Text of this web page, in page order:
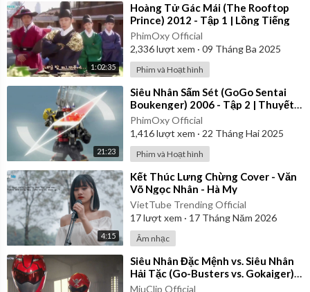
1:02:35
⁣Hoàng Tử Gác Mái (The Rooftop
Prince) 2012 - Tập 1 | Lồng Tiếng
PhimOxy Official
2,336lượt xem · 09 Tháng Ba 2025
Phim và Hoạt hình
21:23
⁣Siêu Nhân Sấm Sét (GoGo Sentai
Boukenger) 2006 - Tập 2 | Thuyết
Minh
PhimOxy Official
1,416lượt xem · 22 Tháng Hai 2025
Phim và Hoạt hình
4:15
⁣Kết Thúc Lưng Chừng Cover - Văn
Võ Ngọc Nhân - Hà My
VietTube Trending Official
17lượt xem · 17 Tháng Năm 2026
Âm nhạc
⁣Siêu Nhân Đặc Mệnh vs. Siêu Nhân
Hải Tặc (Go-Busters vs. Gokaiger) |
Vietsub
MiuClip Official